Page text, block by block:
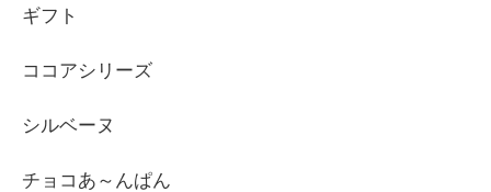
ギフト
ココアシリーズ
シルベーヌ
チョコあ～んぱん